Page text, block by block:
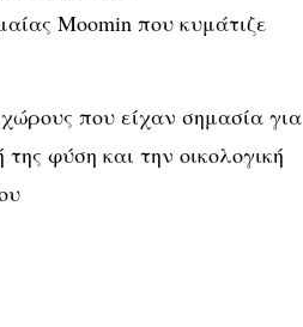
Moomin που κυμάτιζε
που είχαν σημασία για
φύση και την οικολογική